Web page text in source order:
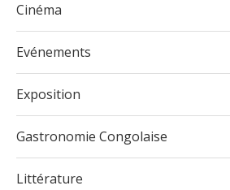
Cinéma
Evénements
Exposition
Gastronomie Congolaise
Littérature